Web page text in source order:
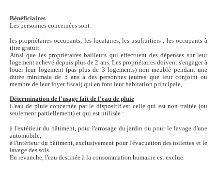
Bénéficiaires
Les personnes concernées sont :
les propriétaires occupants, les locataires, les usufruitiers , les occupants à
titre gratuit.
Ainsi que les propriétaires bailleurs qui effectuent des dépenses sur leur
logement achevé depuis plus de 2 ans. Les propriétaires doivent s'engager à
louer leur logement (pas plus de 3 logements) non meublé pendant une
durée minimale de 5 ans à des personnes (autres que leur conjoint ou
membre de leur foyer fiscal) qui en font leur habitation principale,
Détermination de l'usage fait de l'eau de pluie
L'eau de pluie concernée par le dispositif est celle qui est non traitée (ou
seulement partiellement) et qui est utilisée :
à l'extérieur du bâtiment, pour l'arrosage du jardin ou pour le lavage d'une
automobile,
à l'intérieur du bâtiment, exclusivement pour l'évacuation des toilettes et le
lavage des sols.
En revanche, l'eau destinée à la consommation humaine est exclue.